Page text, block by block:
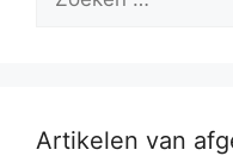
naar:
Artikelen van